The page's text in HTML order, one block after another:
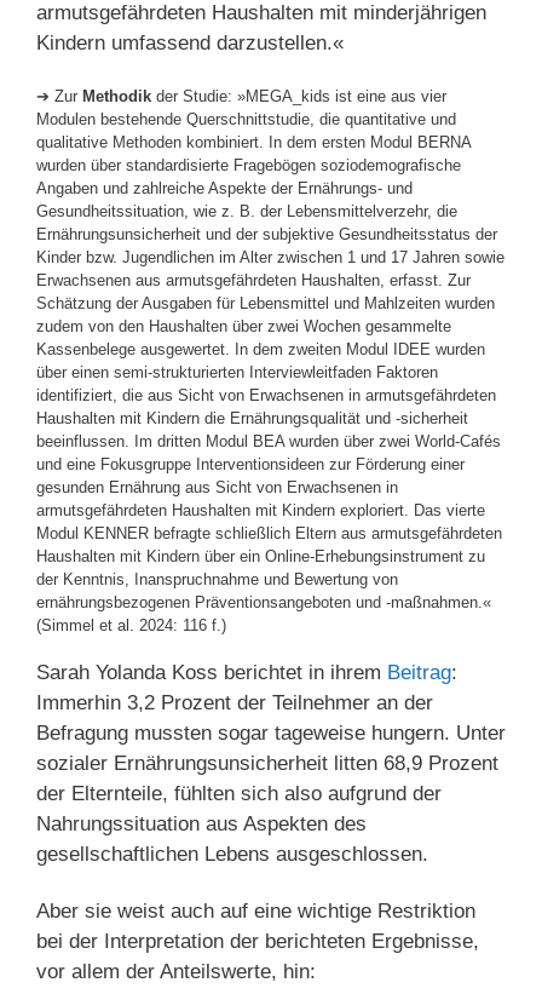
armutsgefährdeten Haushalten mit minderjährigen
Kindern umfassend darzustellen.«
➔ Zur Methodik der Studie: »MEGA_kids ist eine aus vier
Modulen bestehende Querschnittstudie, die quantitative und
qualitative Methoden kombiniert. In dem ersten Modul BERNA
wurden über standardisierte Fragebögen soziodemografische
Angaben und zahlreiche Aspekte der Ernährungs- und
Gesundheitssituation, wie z. B. der Lebensmittelverzehr, die
Ernährungsunsicherheit und der subjektive Gesundheitsstatus der
Kinder bzw. Jugendlichen im Alter zwischen 1 und 17 Jahren sowie
Erwachsenen aus armutsgefährdeten Haushalten, erfasst. Zur
Schätzung der Ausgaben für Lebensmittel und Mahlzeiten wurden
zudem von den Haushalten über zwei Wochen ge­­sammelte
Kassenbelege ausgewertet. In dem zweiten Modul IDEE wurden
über einen semi-strukturierten Interviewleitfaden Faktoren
identifiziert, die aus Sicht von Erwachsenen in armutsgefährdeten
Haushalten mit Kindern die Ernährungsqualität und -sicherheit
beeinflussen. Im dritten Modul BEA wurden über zwei World-Cafés
und eine Fokusgruppe Interventionsideen zur Förderung einer
gesunden Ernährung aus Sicht von Erwachsenen in
armutsgefährdeten Haushalten mit Kindern exploriert. Das vierte
Modul KENNER befragte schließlich Eltern aus armutsgefährdeten
Haushalten mit Kindern über ein Online-Erhebungsinstrument zu
der Kenntnis, Inanspruchnahme und Bewertung von
ernährungsbezogenen Präventionsangeboten und -maßnahmen.«
(Simmel et al. 2024: 116 f.)
Sarah Yolanda Koss berichtet in ihrem Beitrag:
Immerhin 3,2 Prozent der Teilnehmer an der
Befragung mussten sogar tageweise hungern. Unter
sozialer Ernährungsunsicherheit litten 68,9 Prozent
der Elternteile, fühlten sich also aufgrund der
Nahrungssituation aus Aspekten des
gesellschaftlichen Lebens ausgeschlossen.
Aber sie weist auch auf eine wichtige Restriktion
bei der Interpretation der berichteten Ergebnisse,
vor allem der Anteilswerte, hin: